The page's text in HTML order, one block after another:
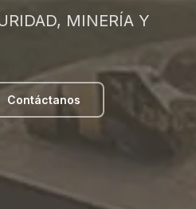
MINERÍA Y
Contáctanos